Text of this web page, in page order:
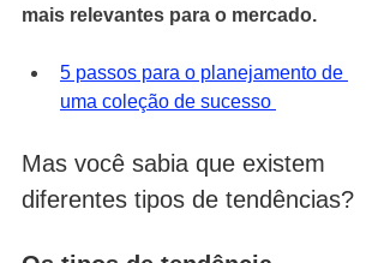
mais relevantes para o mercado.
5 passos para o planejamento de
uma coleção de sucesso
Mas você sabia que existem
diferentes tipos de tendências?